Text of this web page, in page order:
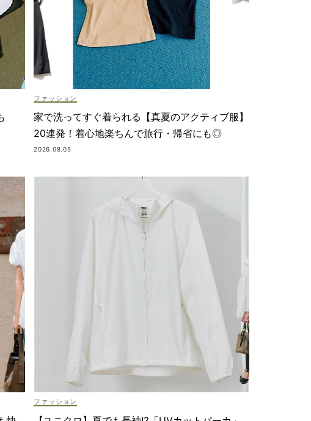
ファッション
家で洗ってすぐ着られる【真夏のアクティブ服】
20連発！着心地楽ちんで旅行・帰省にも◎
2026.08.05
ファッション